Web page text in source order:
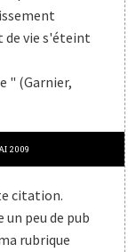
de vie s'éteint
" (Garnier,
2009
citation.
peu de pub
rubrique